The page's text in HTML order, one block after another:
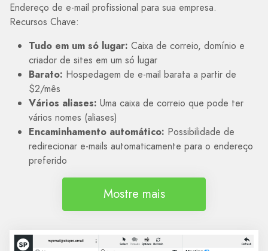
Endereço de e-mail profissional para sua empresa.
Recursos Chave:
Tudo em um só lugar: Caixa de correio, domínio e
criador de sites em um só lugar
Barato: Hospedagem de e-mail barata a partir de
$2/mês
Vários aliases: Uma caixa de correio que pode ter
vários nomes (aliases)
Encaminhamento automático: Possibilidade de
redirecionar e-mails automaticamente para o endereço
preferido
Mostre mais